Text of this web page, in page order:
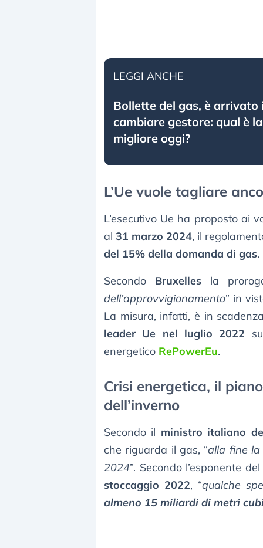
LEGGI ANCHE
Bollette del gas, è arrivato
cambiare gestore: qual è
migliore oggi?
L’Ue vuole tagliare
L’esecutivo Ue ha proposto ai
al31 marzo 2024, il
del 15% della domanda di gas.
Secondo Bruxellesla
dell’approvvigionamento” in
La misura, infatti, è in
leader Ue nel luglio 2022
energetico RePowerEu.
Crisi energetica, il
dell’inverno
Secondo il ministro italiano
che riguarda il gas, “alla fine la
2024”. Secondo l’esponente
stoccaggio 2022, “qualche
almeno 15 miliardi di metri